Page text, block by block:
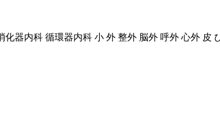
器内科 循環器内科 小 外 整外 脳外 呼外 心外 皮